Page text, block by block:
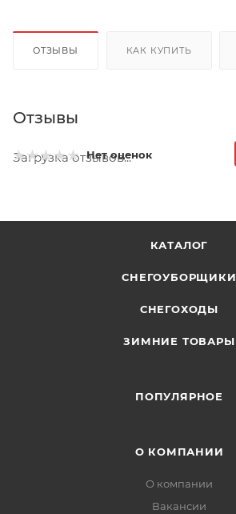
ОТЗЫВЫ КАК КУПИТЬ
Отзывы
Нет оценок
Загрузка отзывов...
КАТАЛОГ
СНЕГОУБОРЩИКИ
СНЕГОХОДЫ
ЗИМНИЕ ТОВАРЫ
ПОПУЛЯРНОЕ
О КОМПАНИИ
О компании
Вакансии